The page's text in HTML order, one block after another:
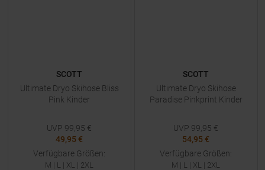
SCOTT
Ultimate Dryo Skihose Bliss
Pink Kinder
UVP 99,95 €
49,95 €
Verfügbare Größen:
M | L | XL | 2XL
SCOTT
Ultimate Dryo Skihose
Paradise Pinkprint Kinder
UVP 99,95 €
54,95 €
Verfügbare Größen:
M | L | XL | 2XL